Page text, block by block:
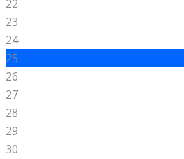
22
23
24
25
26
27
28
29
30